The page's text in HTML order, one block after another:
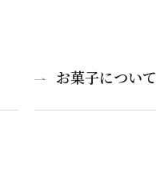
お菓子について